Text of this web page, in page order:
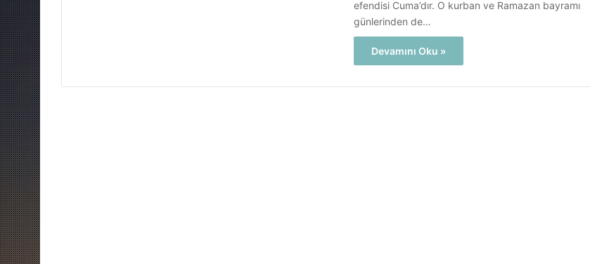
efendisi Cuma’dır. O kurban ve Ramazan bayramı
günlerinden de…
Devamını Oku »